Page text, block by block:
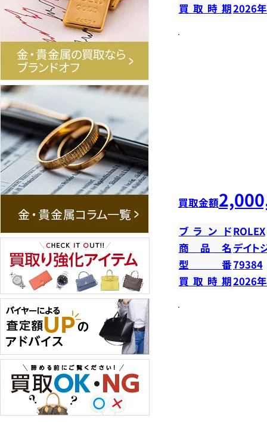
買取時期2026
買取金額
ブランドROLEX
商品名 デイト
型番79384
買取時期2026